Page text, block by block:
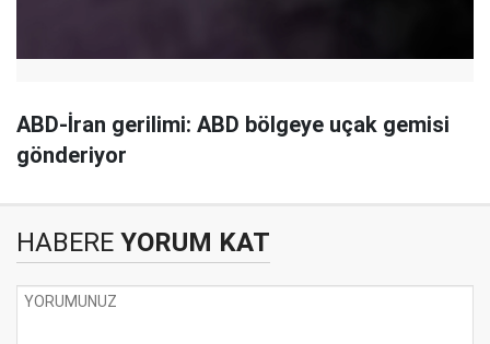
ABD-İran gerilimi: ABD bölgeye uçak gemisi
gönderiyor
HABERE YORUM KAT